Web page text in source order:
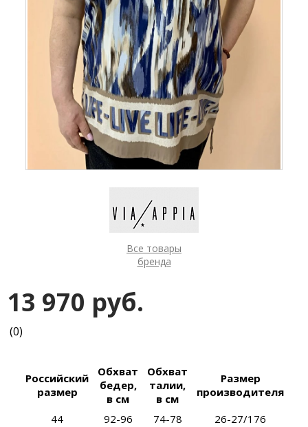
Все товары
бренда
13 970 руб.
(0)
Российский
размер
Обхват
бедер,
в см
Обхват
талии,
в см
Размер
производителя
44
92-96 74-78
26-27/176